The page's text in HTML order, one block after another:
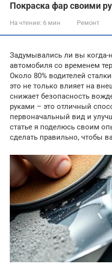
Покраска фар своими
На чтение: 6 мин Ремонт
Задумывались ли вы когда-
автомобиля со временем
Около 80% водителей
это не только влияет на
снижает безопасность
руками – это отличный
первоначальный вид и
статье я поделюсь своим
сделать правильно, чтобы